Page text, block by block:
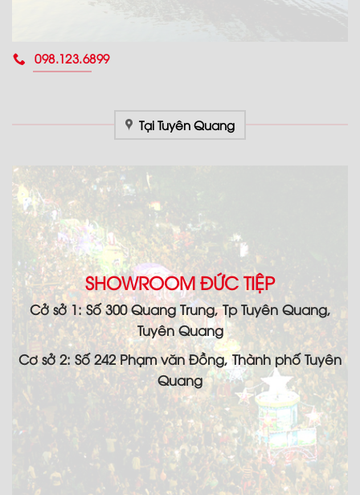
098.123.6899
Tại Tuyên Quang
SHOWROOM ĐỨC TIỆP
Cở sở 1: Số 300 Quang Trung, Tp Tuyên Quang,
Tuyên Quang
Cơ sở 2: Số 242 Phạm văn Đồng, Thành phố Tuyên
Quang